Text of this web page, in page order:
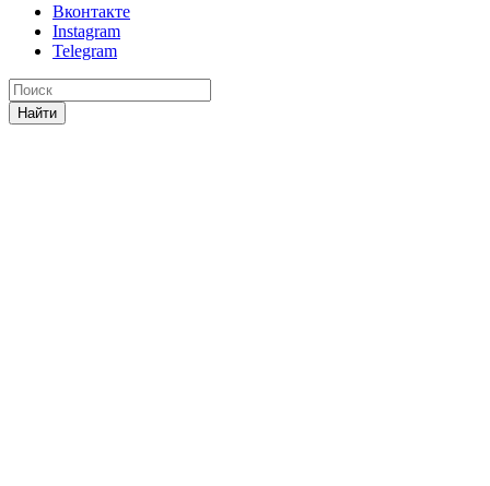
Вконтакте
Instagram
Telegram
Найти